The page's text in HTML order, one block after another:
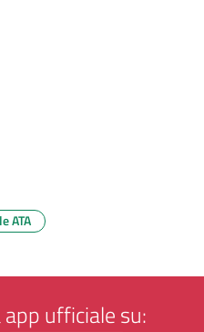
ATA
ufficiale su: